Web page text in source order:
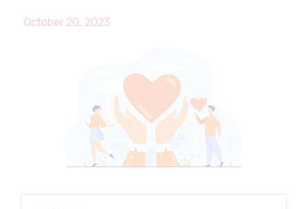
October 20, 2023